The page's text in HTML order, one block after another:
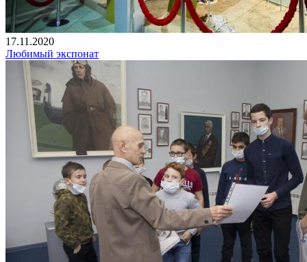
17.11.2020
Любимый экспонат